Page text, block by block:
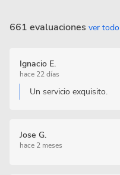
661 evaluaciones ver todo
Ignacio E.
hace 22 días
Un servicio exquisito.
Jose G.
hace 2 meses